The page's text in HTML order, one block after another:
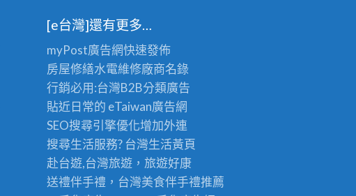
[e台灣]還有更多…
myPost廣告網快速發佈
房屋修繕水電維修廠商名錄
行銷必用:台灣B2B分類廣告
貼近日常的 eTaiwan廣告網
SEO搜尋引擎優化增加外連
搜尋生活服務? 台灣生活黃頁
赴台遊,台灣旅遊 ，旅遊好康
送禮伴手禮，台灣美食伴手禮推薦